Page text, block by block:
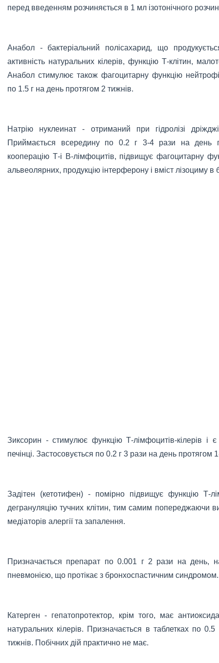
перед введенням розчиняється в 1 мл ізотонічного
Анабол - бактеріальний полісахарид, що
активність натуральних кілерів, функцію Т-клітин,
Анабол стимулює також фагоцитарну функцію
по 1.5 г на день протягом 2 тижнів.
Натрію нуклеинат - отриманий при гідролізі
Приймається всередину по 0.2 г 3-4 рази на день
кооперацію Т-і В-лімфоцитів, підвищує фагоцитарну
альвеолярних, продукцію інтерферону і вміст лізоциму в
Зиксорин - стимулює функцію Т-лімфоцитів-кілерів і
печінці. Застосовується по 0.2 г 3 рази на день протягом
Задітен (кетотифен) - помірно підвищує функцію Т-
дегрануляцію тучних клітин, тим самим попереджаючи
медіаторів алергії та запалення.
Призначається препарат по 0.001 г 2 рази на день,
пневмонією, що протікає з бронхоспастичним синдромом.
Катерген - гепатопротектор, крім того, має
натуральних кілерів. Призначається в таблетках по
тижнів. Побічних дій практично не має.